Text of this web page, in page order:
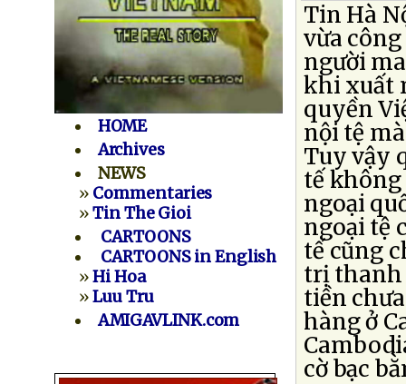
HOME
Archives
NEWS
» Commentaries
»Tin The Gioi
CARTOONS
CARTOONS in English
»Hi Hoa
»Luu Tru
AMIGAVLINK.com
Tin Hà
vừa
người
khi xuất
quyền
nội tệ
Tuy vậy
tế không
ngoại
ngoại tệ
tế cũng
trị thanh
tiền
hàng ở
cờ bạc